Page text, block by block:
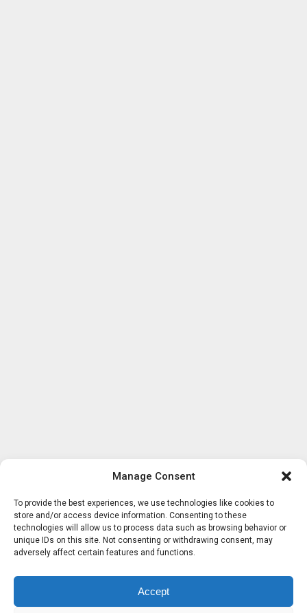
Manage Consent
To provide the best experiences, we use technologies like cookies to
store and/or access device information. Consenting to these
technologies will allow us to process data such as browsing behavior or
unique IDs on this site. Not consenting or withdrawing consent, may
adversely affect certain features and functions.
Accept